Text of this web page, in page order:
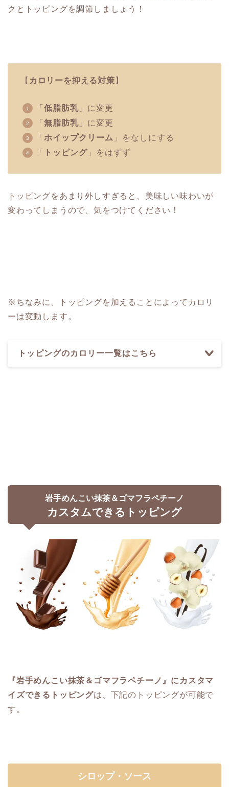
クとトッピングを調節しましょう！
【 カロリーを抑える対策 】
「 低脂肪乳 」に変更
「 無脂肪乳 」に変更
「 ホイップクリーム 」をなしにする
「
トッピング 」をはずず
トッピングをあまり外しすぎると、美味しい味わいが
変わってしまうので、気をつけてください！
※ちなみに、トッピングを加えることによってカロリ
ーは変動します。
トッピングのカロリー一覧はこちら
岩手めんこい抹茶＆ゴマフラペチーノ
カスタムできるトッピング
『岩手めんこい抹茶＆ゴマフラペチーノ』にカスタマ
イズできるトッピングは、下記のトッピングが可能で
す。
シロップ・ソース